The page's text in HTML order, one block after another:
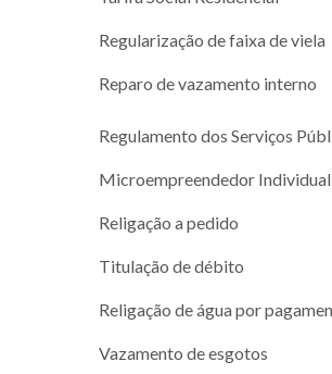
Regularização de faixa de viela
Reparo de vazamento interno
Regulamento dos Serviços
Microempreendedor
Religação a pedido
Titulação de débito
Religação de água por
Vazamento de esgotos